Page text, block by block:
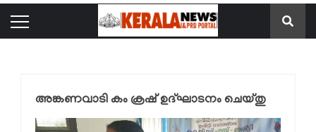
അങ്കണവാടി കം ക്രഷ് ഉദ്ഘാടനം ചെയ്തു